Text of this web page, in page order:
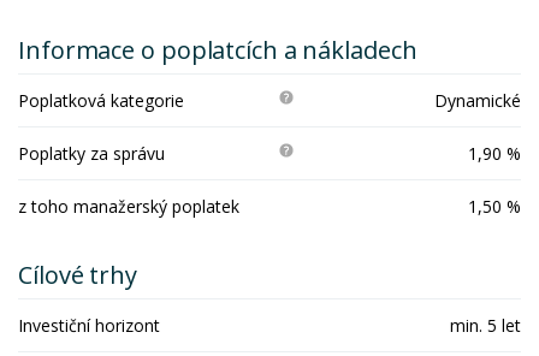
Informace o poplatcích a nákladech
Poplatková kategorie Dynamické
Poplatky za správu 1,90 %
z toho manažerský poplatek 1,50 %
Cílové trhy
Investiční horizont min. 5 let